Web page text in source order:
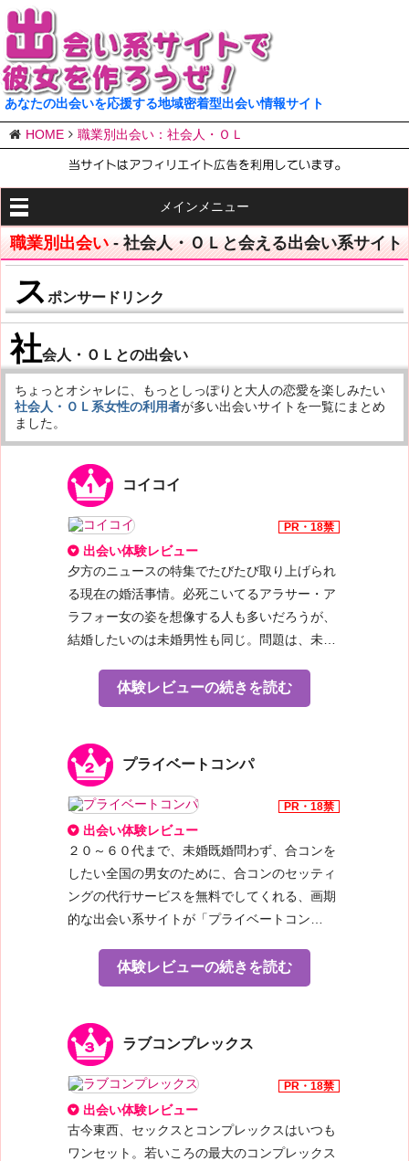
あなたの出会いを応援する地域密着型出会い情報サイト
HOME 職業別出会い：社会人・ＯＬ
メインメニュー
職業別出会い- 社会人・ＯＬと会える出会い系サイト
スポンサードリンク
社会人・ＯＬとの出会い
ちょっとオシャレに、もっとしっぽりと大人の恋愛を楽しみたい
社会人・ＯＬ系女性の利用者が多い出会いサイトを一覧にまとめ
ました。
コイコイ
出会い体験レビュー
夕方のニュースの特集でたびたび取り上げられ
る現在の婚活事情。必死こいてるアラサー・ア
ラフォー女の姿を想像する人も多いだろうが、
結婚したいのは未婚男性も同じ。問題は、未来
お見合いパーティー？悪くはないが、かなりの
出費を覚悟しなければならないし、費用対効果
にもない。
今の世の中、「無料」に勝るものなし！という
わけで、今、婚活男性の間で密かなブームにな
りつつあるのが、出会い系サイトの有効活用な
んです。たとえばこちらの即アポ即会い専門サ
イト「 コイコイ」の場合、登録している女性会
員の大半が、２０代の学生や未婚ＯＬ。ようす
るに、未来の花嫁候補探しにはうってつけって
称でユーザーに親しまれている詳細地図検索機
能がある。簡単に説明すれば、同サイトに登録
携帯画面のマップ上に表示されるというシステ
ム。お目当ての女性が、今どこにいるのかすぐ
にわかるし、居酒屋とかカラオケＢＯＸなんか
で飲んでて、「女っ気が欲しいなぁ」なんてと
き、この機能を使って近くで飲んでる女性会員
体験レビューの続きを読む
プライベートコンパ
出会い体験レビュー
２０～６０代まで、未婚既婚問わず、合コンを
したい全国の男女のために、合コンのセッティ
ングの代行サービスを無料でしてくれる、画期
的な出会い系サイトが「プライベートコン
き受けてくれる、と書いたほうがわかりやすい
かもしれない。とにかく、合コン相手に困って
だ。
既存の出会い系サイトと一線を画すのは、なん
といっても見知らぬ男女が「複数で会う」こと
を原則としている点だろう。よくよく考えてみ
れば、男女がまったくの１対１で出会うなんて
ことは現実にはありえないわけで、学校にしろ
体験レビューの続きを読む
ラブコンプレックス
出会い体験レビュー
古今東西、セックスとコンプレックスはいつも
ワンセット。若いころの最大のコンプレックス